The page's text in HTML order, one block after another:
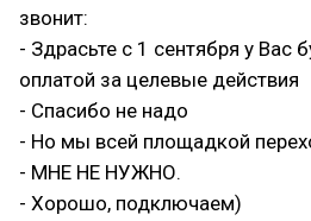
звонит:
- Здрасьте с 1 сентября у Вас
оплатой за целевые действия
- Спасибо не надо
- Но мы всей площадкой
- МНЕ НЕ НУЖНО.
- Хорошо, подключаем)